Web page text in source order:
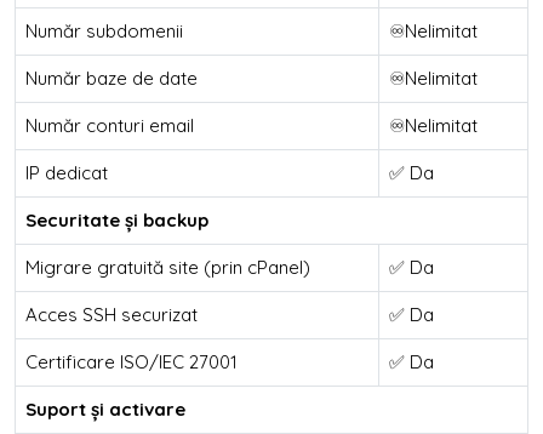
Număr subdomenii ♾️Nelimitat
Număr baze de date ♾️Nelimitat
Număr conturi email ♾️Nelimitat
IP dedicat ✅ Da
Securitate și backup
Migrare gratuită site (prin cPanel) ✅ Da
Acces SSH securizat ✅ Da
Certificare ISO/IEC 27001 ✅ Da
Suport și activare